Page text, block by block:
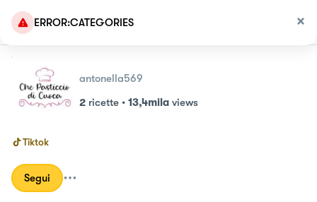
ERROR:CATEGORIES
antonella569
2 ricette • 13,4mila views
Tiktok
Segui